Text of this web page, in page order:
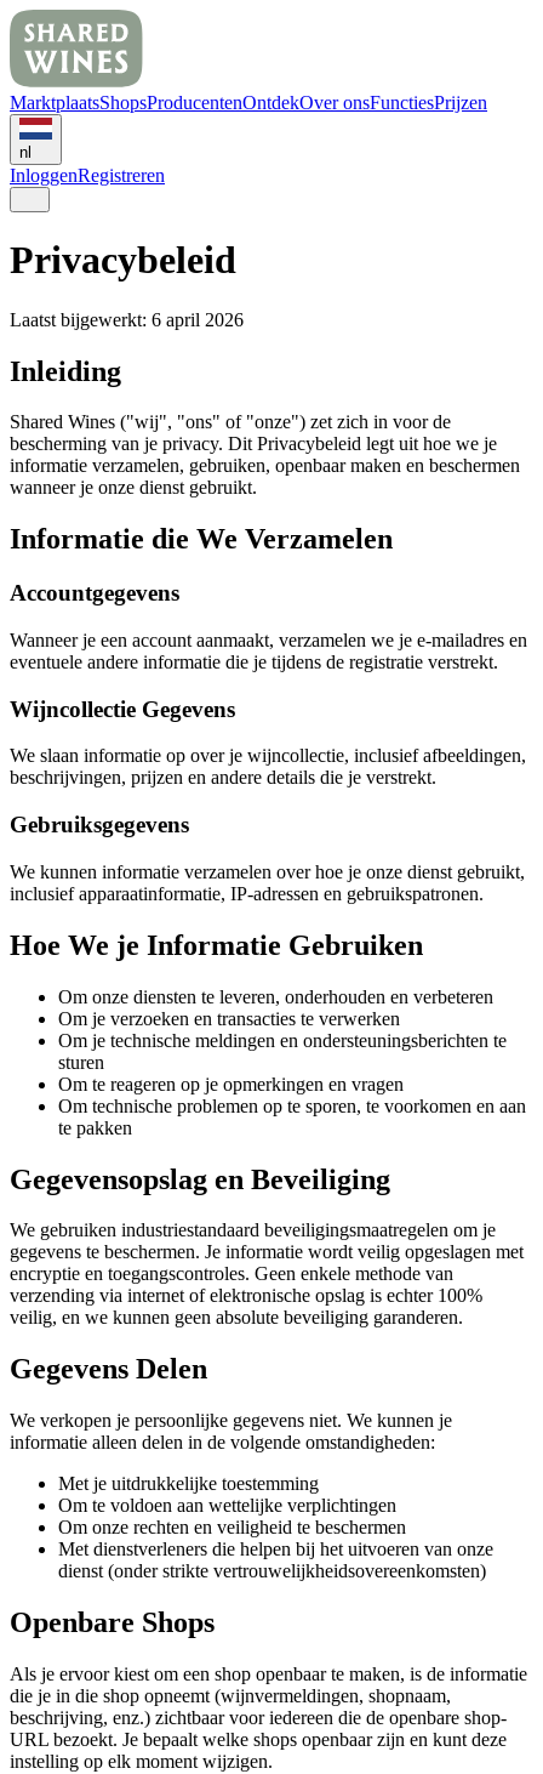
MarktplaatsShopsProducentenOntdekOver onsFunctiesPrijzen
nl
InloggenRegistreren
Privacybeleid
Laatst bijgewerkt: 6 april 2026
Inleiding
Shared Wines ("wij", "ons" of "onze") zet zich in voor de
bescherming van je privacy. Dit Privacybeleid legt uit hoe we je
informatie verzamelen, gebruiken, openbaar maken en beschermen
wanneer je onze dienst gebruikt.
Informatie die We Verzamelen
Accountgegevens
Wanneer je een account aanmaakt, verzamelen we je e-mailadres en
eventuele andere informatie die je tijdens de registratie verstrekt.
Wijncollectie Gegevens
We slaan informatie op over je wijncollectie, inclusief afbeeldingen,
beschrijvingen, prijzen en andere details die je verstrekt.
Gebruiksgegevens
We kunnen informatie verzamelen over hoe je onze dienst gebruikt,
inclusief apparaatinformatie, IP-adressen en gebruikspatronen.
Hoe We je Informatie Gebruiken
Om onze diensten te leveren, onderhouden en verbeteren
Om je verzoeken en transacties te verwerken
Om je technische meldingen en ondersteuningsberichten te
sturen
Om te reageren op je opmerkingen en vragen
Om technische problemen op te sporen, te voorkomen en aan
te pakken
Gegevensopslag en Beveiliging
We gebruiken industriestandaard beveiligingsmaatregelen om je
gegevens te beschermen. Je informatie wordt veilig opgeslagen met
encryptie en toegangscontroles. Geen enkele methode van
verzending via internet of elektronische opslag is echter 100%
veilig, en we kunnen geen absolute beveiliging garanderen.
Gegevens Delen
We verkopen je persoonlijke gegevens niet. We kunnen je
informatie alleen delen in de volgende omstandigheden:
Met je uitdrukkelijke toestemming
Om te voldoen aan wettelijke verplichtingen
Om onze rechten en veiligheid te beschermen
Met dienstverleners die helpen bij het uitvoeren van onze
dienst (onder strikte vertrouwelijkheidsovereenkomsten)
Openbare Shops
Als je ervoor kiest om een shop openbaar te maken, is de informatie
die je in die shop opneemt (wijnvermeldingen, shopnaam,
beschrijving, enz.) zichtbaar voor iedereen die de openbare shop-
URL bezoekt. Je bepaalt welke shops openbaar zijn en kunt deze
instelling op elk moment wijzigen.